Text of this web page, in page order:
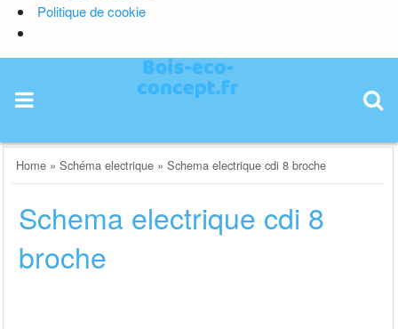
Politique de cookie
content
Home »Schéma electrique »Schema electrique cdi 8 broche
Schema electrique cdi 8
broche